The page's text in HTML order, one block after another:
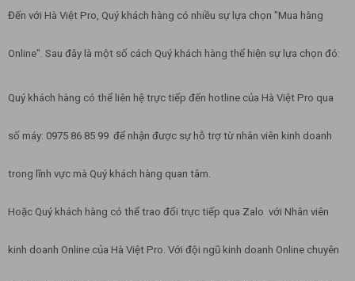
Đến với Hà Việt Pro, Quý khách hàng có nhiều sự lựa chọn "Mua hàng
Online". Sau đây là một số cách Quý khách hàng thể hiện sự lựa chọn đó:
Quý khách hàng có thể liên hệ trực tiếp đến hotline của Hà Việt Pro qua
số máy: 0975 86 85 99 để nhận được sự hỗ trợ từ nhân viên kinh doanh
trong lĩnh vực mà Quý khách hàng quan tâm.
Hoặc Quý khách hàng có thể trao đổi trực tiếp qua Zalo với Nhân viên
kinh doanh Online của Hà Việt Pro. Với đội ngũ kinh doanh Online chuyên